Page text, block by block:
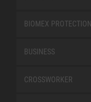
BIOMEX PROTECTION
BUSINESS
CROSSWORKER